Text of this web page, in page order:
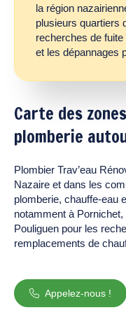
la région
plusieurs quartiers
recherches de fuite
et les dépannages
Carte des
plomberie
Plombier Trav’eau
Nazaire et dans les
plomberie, chauffe-eau
notamment à
Pouliguen pour les
remplacements de
Appelez-nous !